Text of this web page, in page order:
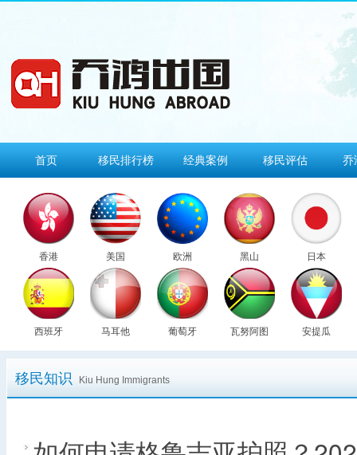
首页 移民排行榜 经典案例 移民评估 乔
香港 美国 欧洲 黑山 日本
西班牙 马耳他 葡萄牙 瓦努阿图 安提瓜
移民知识 Kiu Hung Immigrants